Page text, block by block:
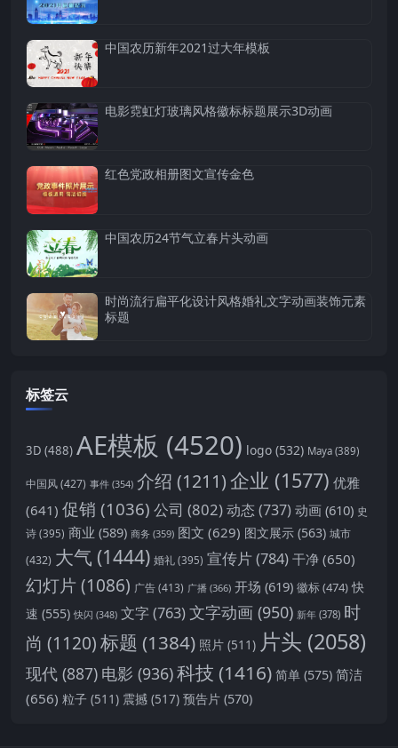
中国农历新年2021过大年模板
电影霓虹灯玻璃风格徽标标题展示3D动画
红色党政相册图文宣传金色
中国农历24节气立春片头动画
时尚流行扁平化设计风格婚礼文字动画装饰元素
标题
标签云
3D (488) AE模板 (4520) logo (532) Maya (389)
中国风(427) 事件 (354) 介绍 (1211)企业 (1577) 优雅
(641) 促销 (1036) 公司 (802)动态 (737) 动画 (610) 史
诗 (395) 商业 (589) 商务 (359) 图文 (629) 图文展示 (563) 城市
(432) 大气 (1444) 婚礼 (395) 宣传片(784) 干净 (650)
幻灯片 (1086) 广告(413) 广播 (366) 开场 (619) 徽标(474) 快
速 (555) 快闪 (348) 文字(763)文字动画 (950) 新年 (378) 时
尚 (1120)标题 (1384) 照片 (511) 片头 (2058)
现代 (887) 电影 (936)科技 (1416) 简单 (575) 简洁
(656) 粒子 (511) 震撼 (517) 预告片 (570)